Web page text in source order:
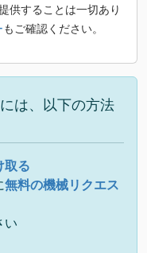
供することは一切あり
もご確認ください。
は、以下の方法
取る
無料の機械リクエス
い